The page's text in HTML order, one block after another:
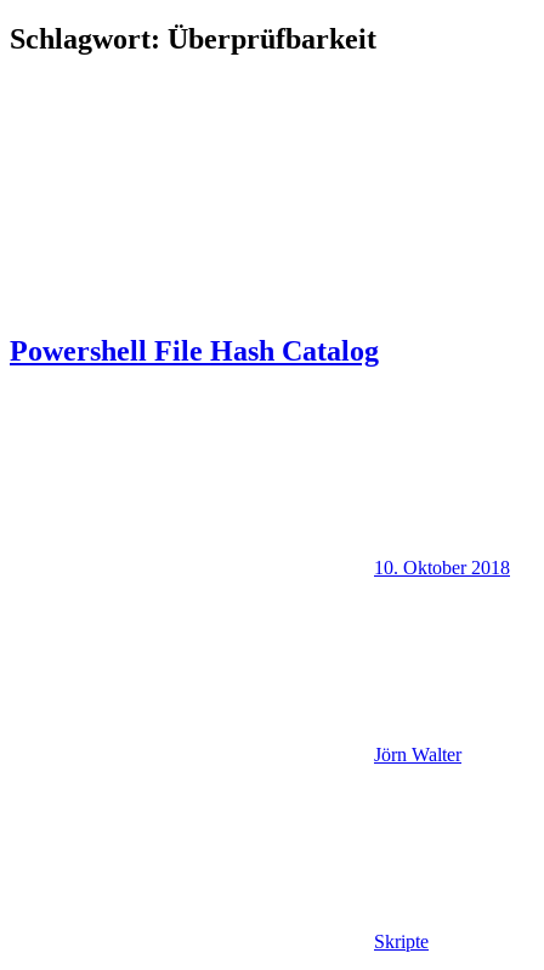
Schlagwort: Überprüfbarkeit
Powershell File Hash Catalog
10. Oktober 2018
Jörn Walter
Skripte